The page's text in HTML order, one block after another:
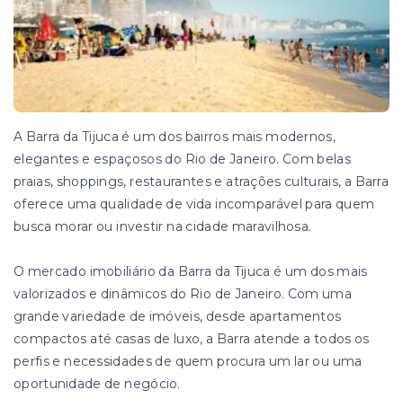
A Barra da Tijuca é um dos bairros mais modernos,
elegantes e espaçosos do Rio de Janeiro. Com belas
praias, shoppings, restaurantes e atrações culturais, a Barra
oferece uma qualidade de vida incomparável para quem
busca morar ou investir na cidade maravilhosa.
O mercado imobiliário da Barra da Tijuca é um dos mais
valorizados e dinâmicos do Rio de Janeiro. Com uma
grande variedade de imóveis, desde apartamentos
compactos até casas de luxo, a Barra atende a todos os
perfis e necessidades de quem procura um lar ou uma
oportunidade de negócio.